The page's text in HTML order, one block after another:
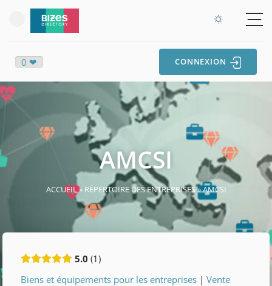
0 ❤ CONNEXION
AMCSI
ACCUEIL» RÉPERTOIRE DES ENTREPRISES»AMCSI
5.0 1
Biens et équipements pour les entreprises |Vente